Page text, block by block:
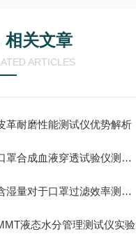
相关文章
ARTICLES
革耐磨性能测试仪优势解析
罩合成血液穿透试验仪测试过程
湿量对于口罩过滤效率测试仪的影响分析
液态水分管理测试仪实验